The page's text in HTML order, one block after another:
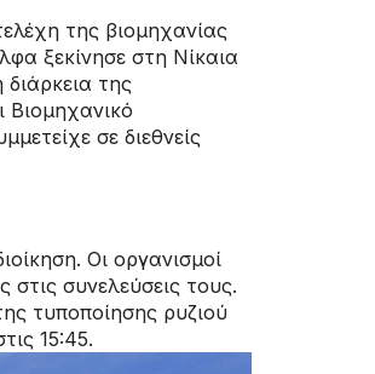
της βιομηχανίας
ξεκίνησε στη Νίκαια
της
σε διεθνείς
Οι οργανισμοί
συνελεύσεις τους.
τυποποίησης ρυζιού
15:45.